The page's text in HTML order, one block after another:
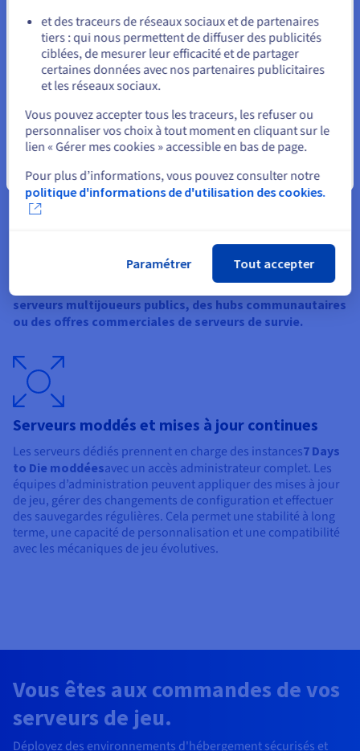
bases persistantes et les sessions multijoueurs
ininterrompues sans dépendre de la connexion d'une seule
personne.
Hébergement pour les communautés et les
revendeurs
communautés de gamers et les revendeurs. Une
infrastructure stable, des configurations flexibles et des
performances prévisibles permettent d’exploiter des
serveurs multijoueurs publics, des hubs communautaires
ou des offres commerciales de serveurs de survie.
Serveurs moddés et mises à jour continues
Les serveurs dédiés prennent en charge des instances7 Days
to Die moddéesavec un accès administrateur complet. Les
équipes d’administration peuvent appliquer des mises à jour
de jeu, gérer des changements de configuration et effectuer
des sauvegardes régulières. Cela permet une stabilité à long
terme, une capacité de personnalisation et une compatibilité
avec les mécaniques de jeu évolutives.
Vous êtes aux commandes de vos
serveurs de jeu.
Déployez des environnements d'hébergement sécurisés et
Rester sur le site actuel
Fermer
et des traceurs de réseaux sociaux et de partenaires
tiers : qui nous permettent de diffuser des publicités
ciblées, de mesurer leur efficacité et de partager
certaines données avec nos partenaires publicitaires
et les réseaux sociaux.
Vous pouvez accepter tous les traceurs, les refuser ou
personnaliser vos choix à tout moment en cliquant sur le
lien « Gérer mes cookies » accessible en bas de page.
Pour plus d’informations, vous pouvez consulter notre
politique d'informations de d'utilisation des cookies.
Paramétrer Tout accepter